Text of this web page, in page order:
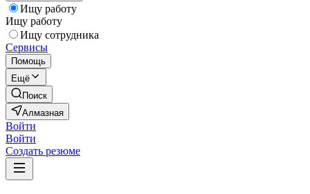
Ищу работу
Ищу работу
Ищу сотрудника
Сервисы
Помощь
Ещё
Поиск
Алмазная
Войти
Войти
Создать резюме